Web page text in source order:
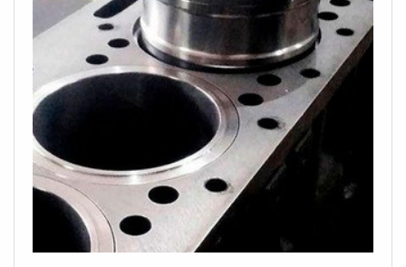
melhor em tecnologia ao cliente.Ainda focando na
qualidade em sincronoscopio, é importante buscar uma
empresa que tenha produtos e serviços com ótima
qualidade e precisão, detalhes primordiais que são
deixados de lado por muitas empresas que não focam
na fidelização do cliente.Existem muitas formas
diferentes de demonstrar conhecimento e autoridade
em sua área de atuação. Por que a Geratronic é a
melhor escolha quando o assunto for sincronoscopio:
Comprometida com os serviços; Responsável;
Altamente qualificada; Inovadora; Segura. GARANTIA